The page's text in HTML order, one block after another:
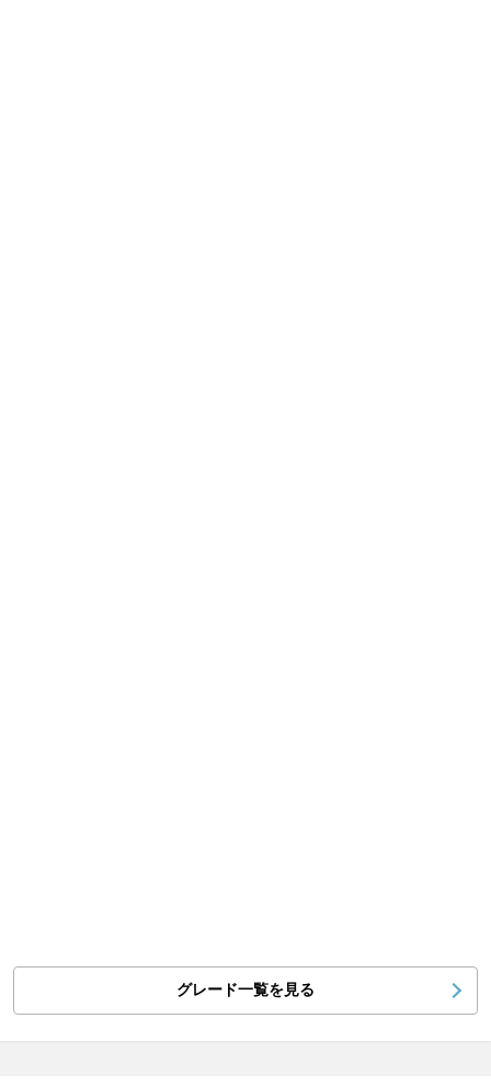
グレード一覧を見る